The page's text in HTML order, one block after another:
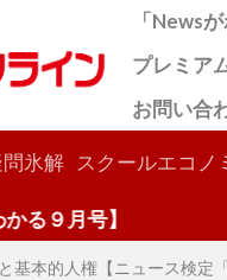
「News
プレミア
お問い合
問氷解 スクールエコノ
基本的人権【ニュース検定